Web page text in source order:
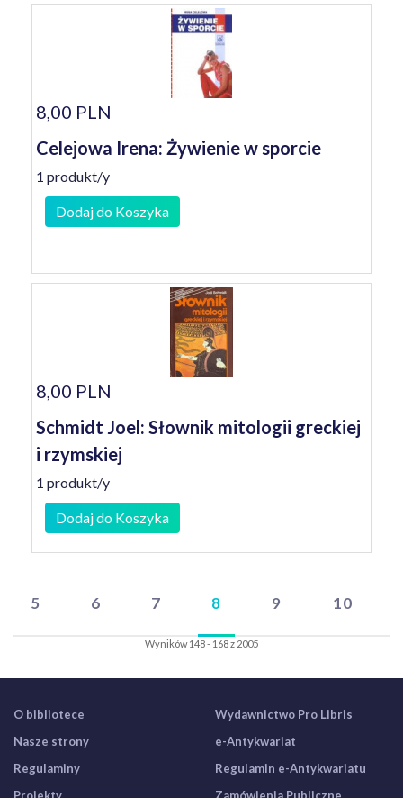
8,00 PLN
Celejowa Irena: Żywienie w sporcie
1 produkt/y
Dodaj do Koszyka
8,00 PLN
Schmidt Joel: Słownik mitologii greckiej
i rzymskiej
1 produkt/y
Dodaj do Koszyka
5 6 7 8 9 10
Wyników 148 - 168 z 2005
O bibliotece
Nasze strony
Regulaminy
Wydawnictwo Pro Libris
e-Antykwariat
Regulamin e-Antykwariatu